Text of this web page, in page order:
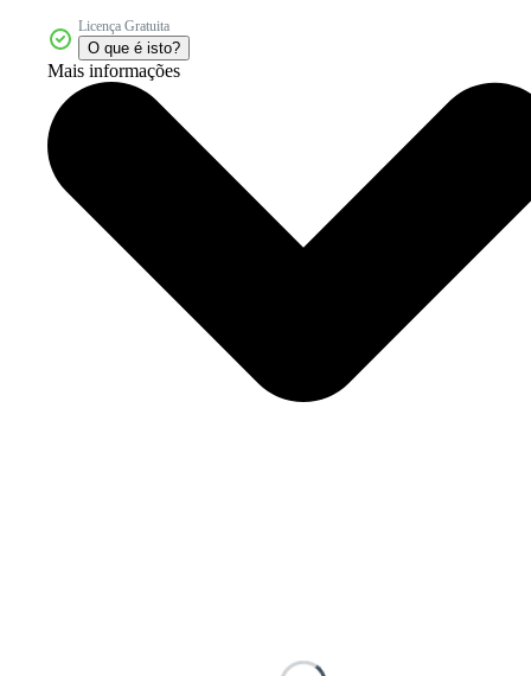
Licença Gratuita
O que é isto?
Mais informações